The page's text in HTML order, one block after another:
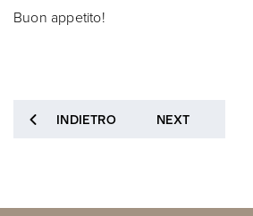
Buon appetito!
INDIETRO NEXT